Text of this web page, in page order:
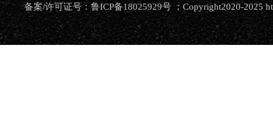
备案/许可证号：鲁ICP备18025929号 ；Copyright2020-2025